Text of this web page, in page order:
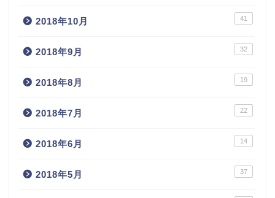
2018年10月 41
2018年9月 32
2018年8月 19
2018年7月 22
2018年6月 14
2018年5月 37